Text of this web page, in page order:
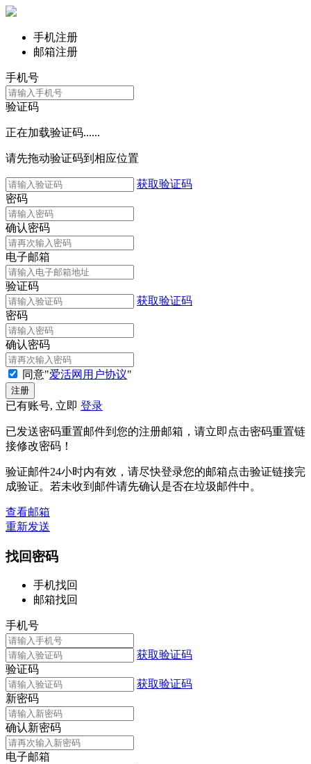
手机注册
邮箱注册
手机号
验证码
正在加载验证码......
请先拖动验证码到相应位置
获取验证码
密码
确认密码
电子邮箱
验证码
获取验证码
密码
确认密码
同意"爱活网用户协议"
已有账号, 立即 登录
已发送密码重置邮件到您的注册邮箱，请立即点击密码重置链
接修改密码！
验证邮件24小时内有效，请尽快登录您的邮箱点击验证链接完
成验证。若未收到邮件请先确认是否在垃圾邮件中。
查看邮箱
重新发送
找回密码
手机找回
邮箱找回
手机号
获取验证码
验证码
获取验证码
新密码
确认新密码
电子邮箱